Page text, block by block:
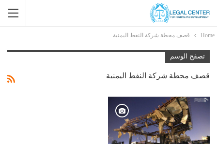
Home قصف محطة شركة النفط اليمنية
تصفح الوسم
قصف محطة شركة النفط اليمنية